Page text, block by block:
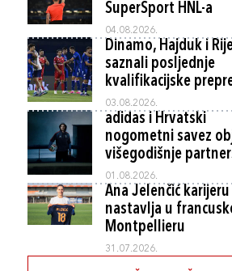
SuperSport HNL-a
04.08.2026.
Dinamo, Hajduk i
saznali posljednje
kvalifikacijske
03.08.2026.
adidas i Hrvatski
nogometni savez
višegodišnje
01.08.2026.
Ana Jelenčić karijeru
nastavlja u
Montpellieru
31.07.2026.